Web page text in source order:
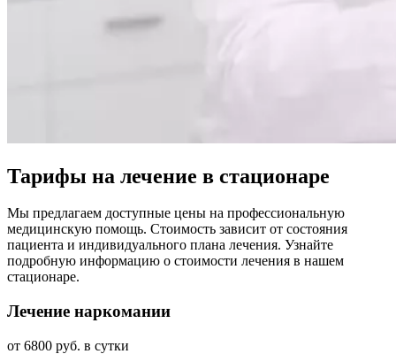
Тарифы на лечение в стационаре
Мы предлагаем доступные цены на профессиональную
медицинскую помощь. Стоимость зависит от состояния
пациента и индивидуального плана лечения. Узнайте
подробную информацию о стоимости лечения в нашем
стационаре.
Лечение наркомании
от 6800 руб. в сутки